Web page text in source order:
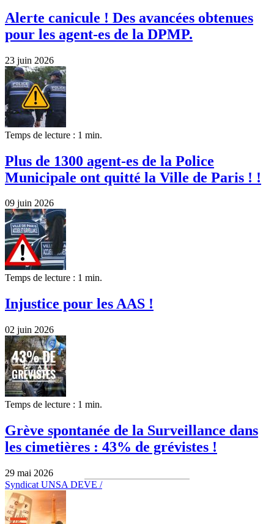
Alerte canicule ! Des avancées obtenues
pour les agent-es de la DPMP.
23 juin 2026
Temps de lecture : 1 min.
Plus de 1300 agent-es de la Police
Municipale ont quitté la Ville de Paris ! !
09 juin 2026
Temps de lecture : 1 min.
Injustice pour les AAS !
02 juin 2026
Temps de lecture : 1 min.
Grève spontanée de la Surveillance dans
les cimetières : 43% de grévistes !
29 mai 2026
Syndicat UNSA DEVE /